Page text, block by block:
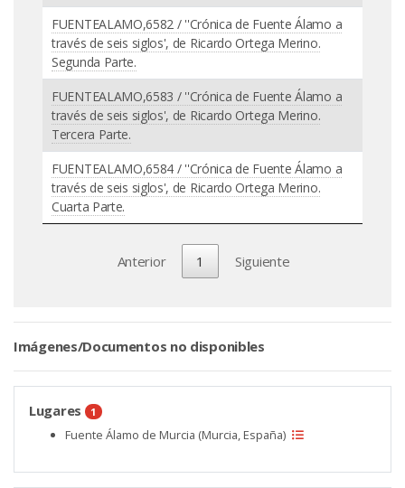
FUENTEALAMO,6582 / ''Crónica de Fuente Álamo a
través de seis siglos', de Ricardo Ortega Merino.
Segunda Parte.
FUENTEALAMO,6583 / ''Crónica de Fuente Álamo a
través de seis siglos', de Ricardo Ortega Merino.
Tercera Parte.
FUENTEALAMO,6584 / ''Crónica de Fuente Álamo a
través de seis siglos', de Ricardo Ortega Merino.
Cuarta Parte.
Anterior 1 Siguiente
Imágenes/Documentos no disponibles
Lugares 1
Fuente Álamo de Murcia (Murcia, España)